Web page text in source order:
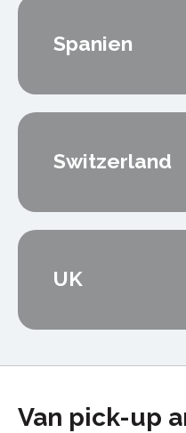
Spanien
Switzerland
UK
Van pick-up